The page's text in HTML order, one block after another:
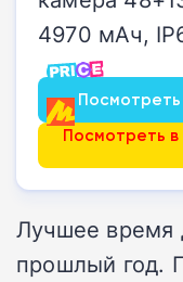
4970 мАч,
Посмотреть
Лучшее время
прошлый год.